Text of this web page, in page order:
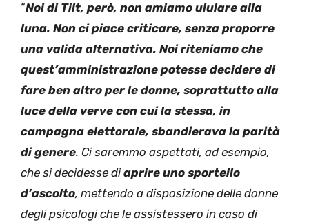
“Noi di Tilt, però, non amiamo ululare alla
luna. Non ci piace criticare, senza proporre
una valida alternativa. Noi riteniamo che
quest’amministrazione potesse decidere di
fare ben altro per le donne, soprattutto alla
luce della verve con cui la stessa, in
campagna elettorale, sbandierava la parità
di genere. Ci saremmo aspettati, ad esempio,
che si decidesse diaprire uno sportello
d’ascolto, mettendo a disposizione delle donne
degli psicologi che le assistessero in caso di